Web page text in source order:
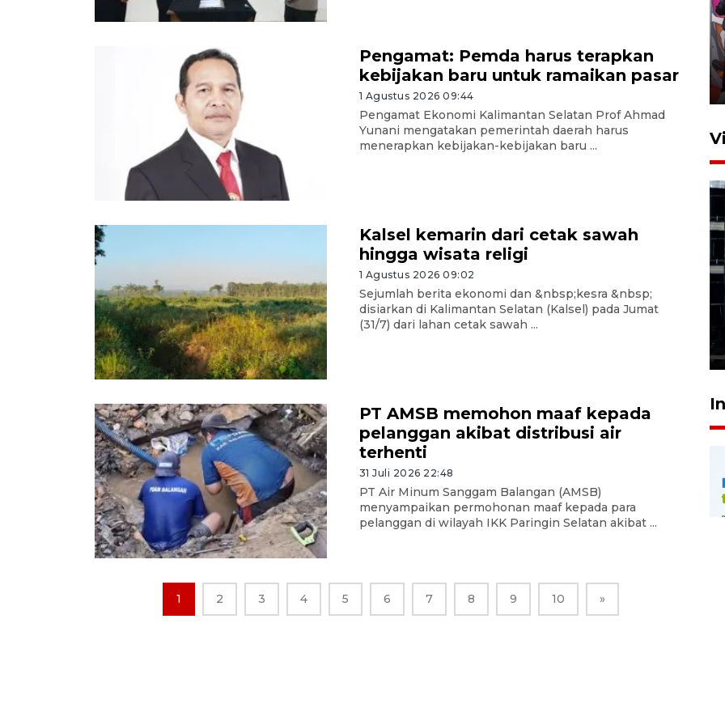
Pengamat: Pemda harus terapkan
kebijakan baru untuk ramaikan pasar
1 Agustus 2026 09:44
Pengamat Ekonomi Kalimantan Selatan Prof Ahmad
Yunani mengatakan pemerintah daerah harus
menerapkan kebijakan-kebijakan baru ...
Kalsel kemarin dari cetak sawah
hingga wisata religi
1 Agustus 2026 09:02
Sejumlah berita ekonomi dan &nbsp;kesra &nbsp;
disiarkan di Kalimantan Selatan (Kalsel) pada Jumat
(31/7) dari lahan cetak sawah ...
PT AMSB memohon maaf kepada
pelanggan akibat distribusi air
terhenti
31 Juli 2026 22:48
PT Air Minum Sanggam Balangan (AMSB)
menyampaikan permohonan maaf kepada para
pelanggan di wilayah IKK Paringin Selatan akibat ...
1 2 3 4 5 6 7 8 9 10 »
Bola Usia Dini
23 Juli 2026 21:36
Feature - Kalsel Merangkul
Anak Putus Sekolah Lewat
Pendidikan Kesetaraan
Bagian 1